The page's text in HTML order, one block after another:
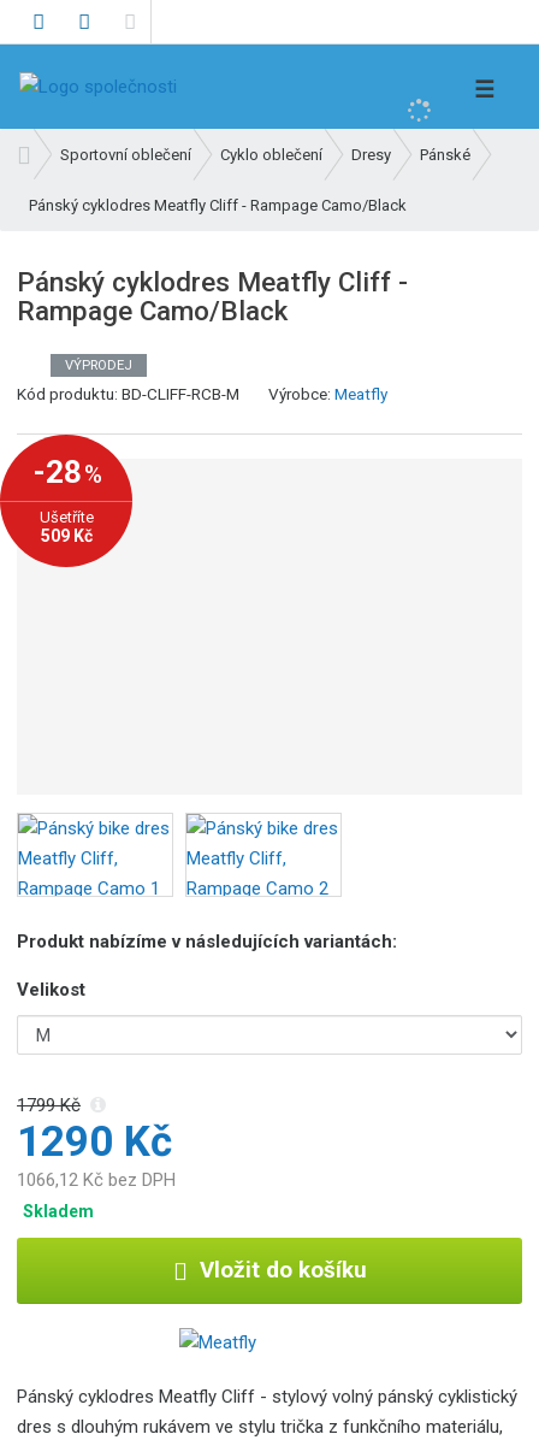
h
e
t
☰
v
o
í
s
a
a
Sportovní oblečení Cyklo oblečení Dresy Pánské
Pánský cyklodres Meatfly Cliff - Rampage Camo/Black
Pánský cyklodres Meatfly Cliff -
Rampage Camo/Black
VÝPRODEJ
Kód produktu:BD-CLIFF-RCB-M Výrobce:Meatfly
Produkt nabízíme v následujících variantách:
Velikost
-28%
Ušetříte
509 Kč
1799 Kč
1290 Kč
1066,12 Kč bez DPH
Skladem
Vložit do košíku
Pánský cyklodres Meatfly Cliff - stylový volný pánský cyklistický
dres s dlouhým rukávem ve stylu trička z funkčního materiálu,